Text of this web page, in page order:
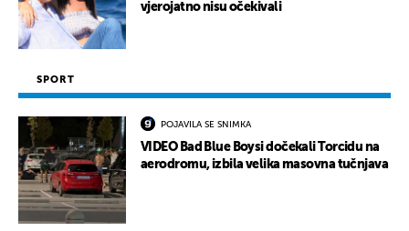
vjerojatno nisu očekivali
SPORT
POJAVILA SE SNIMKA
VIDEO Bad Blue Boysi dočekali Torcidu na
aerodromu, izbila velika masovna tučnjava